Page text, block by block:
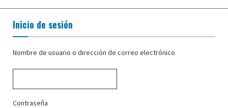
Inicio de sesión
Nombre de usuario o dirección de correo electrónico
Contraseña